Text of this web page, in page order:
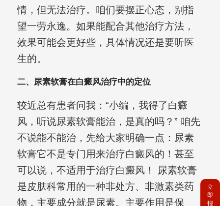
情，但无法治疗。咱们要摆正心态，别指
望一劳永逸。如果能配合其他治疗方法，
效果可能会更好些，具体情况还是要听医
生的。
二、尿素软膏在白癜风治疗中的定位
较近总有患者问我：“小编，我得了白癜
风，听说尿素软膏能治，是真的吗？” 咱先
不说能不能治，先给大家明确一点：尿素
软膏它不是专门用来治疗白癜风的！甚至
可以说，不适用于治疗白癜风！ 尿素软膏
是皮肤科常用的一种非处方、非激素类药
物，主要成分就是尿素。主要作用是保
立
即
报